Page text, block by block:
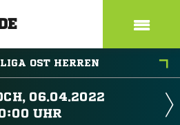
OST HERREN

